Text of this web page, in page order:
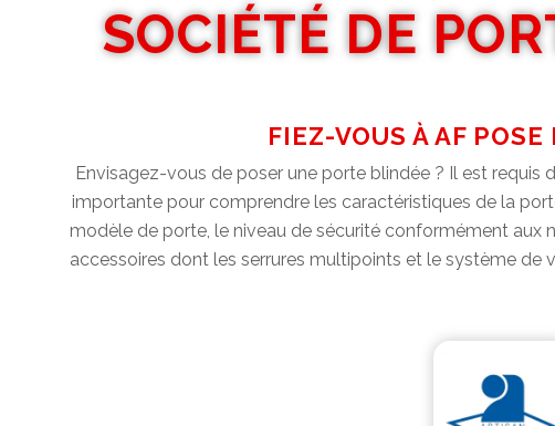
SOCIÉTÉ DE
FIEZ-VOUS À AF
Envisagez-vous de poser une porte blindée ? Il est requis
importante pour comprendre les caractéristiques de la
modèle de porte, le niveau de sécurité conformément aux
accessoires dont les serrures multipoints et le système de